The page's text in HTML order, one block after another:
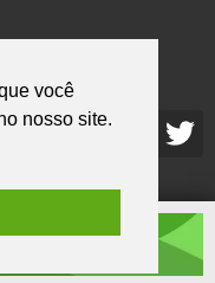
você
nosso site.